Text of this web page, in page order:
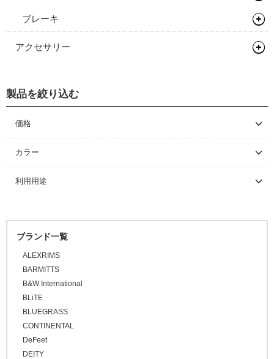
リアハブ
ネジ切りタイプ
関連パーツ
ブレーキ
ディスクロ―ター
アクセサリー
グリース/ルブ
工具
製品を絞り込む
価格
～ \5,000
\5,001 ～ 10,000
\10,001 ～ 20,000
\30,001 ～ 50,000
\50,001 ～
カラー
利用用途
ブランド一覧
ALEXRIMS
BARMITTS
B&W International
BLiTE
BLUEGRASS
CONTINENTAL
DeFeet
DEITY